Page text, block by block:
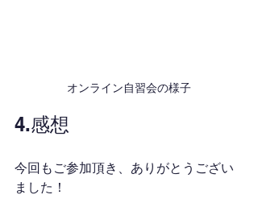
オンライン自習会の様子
4.感想
今回もご参加頂き、ありがとうござい
ました！